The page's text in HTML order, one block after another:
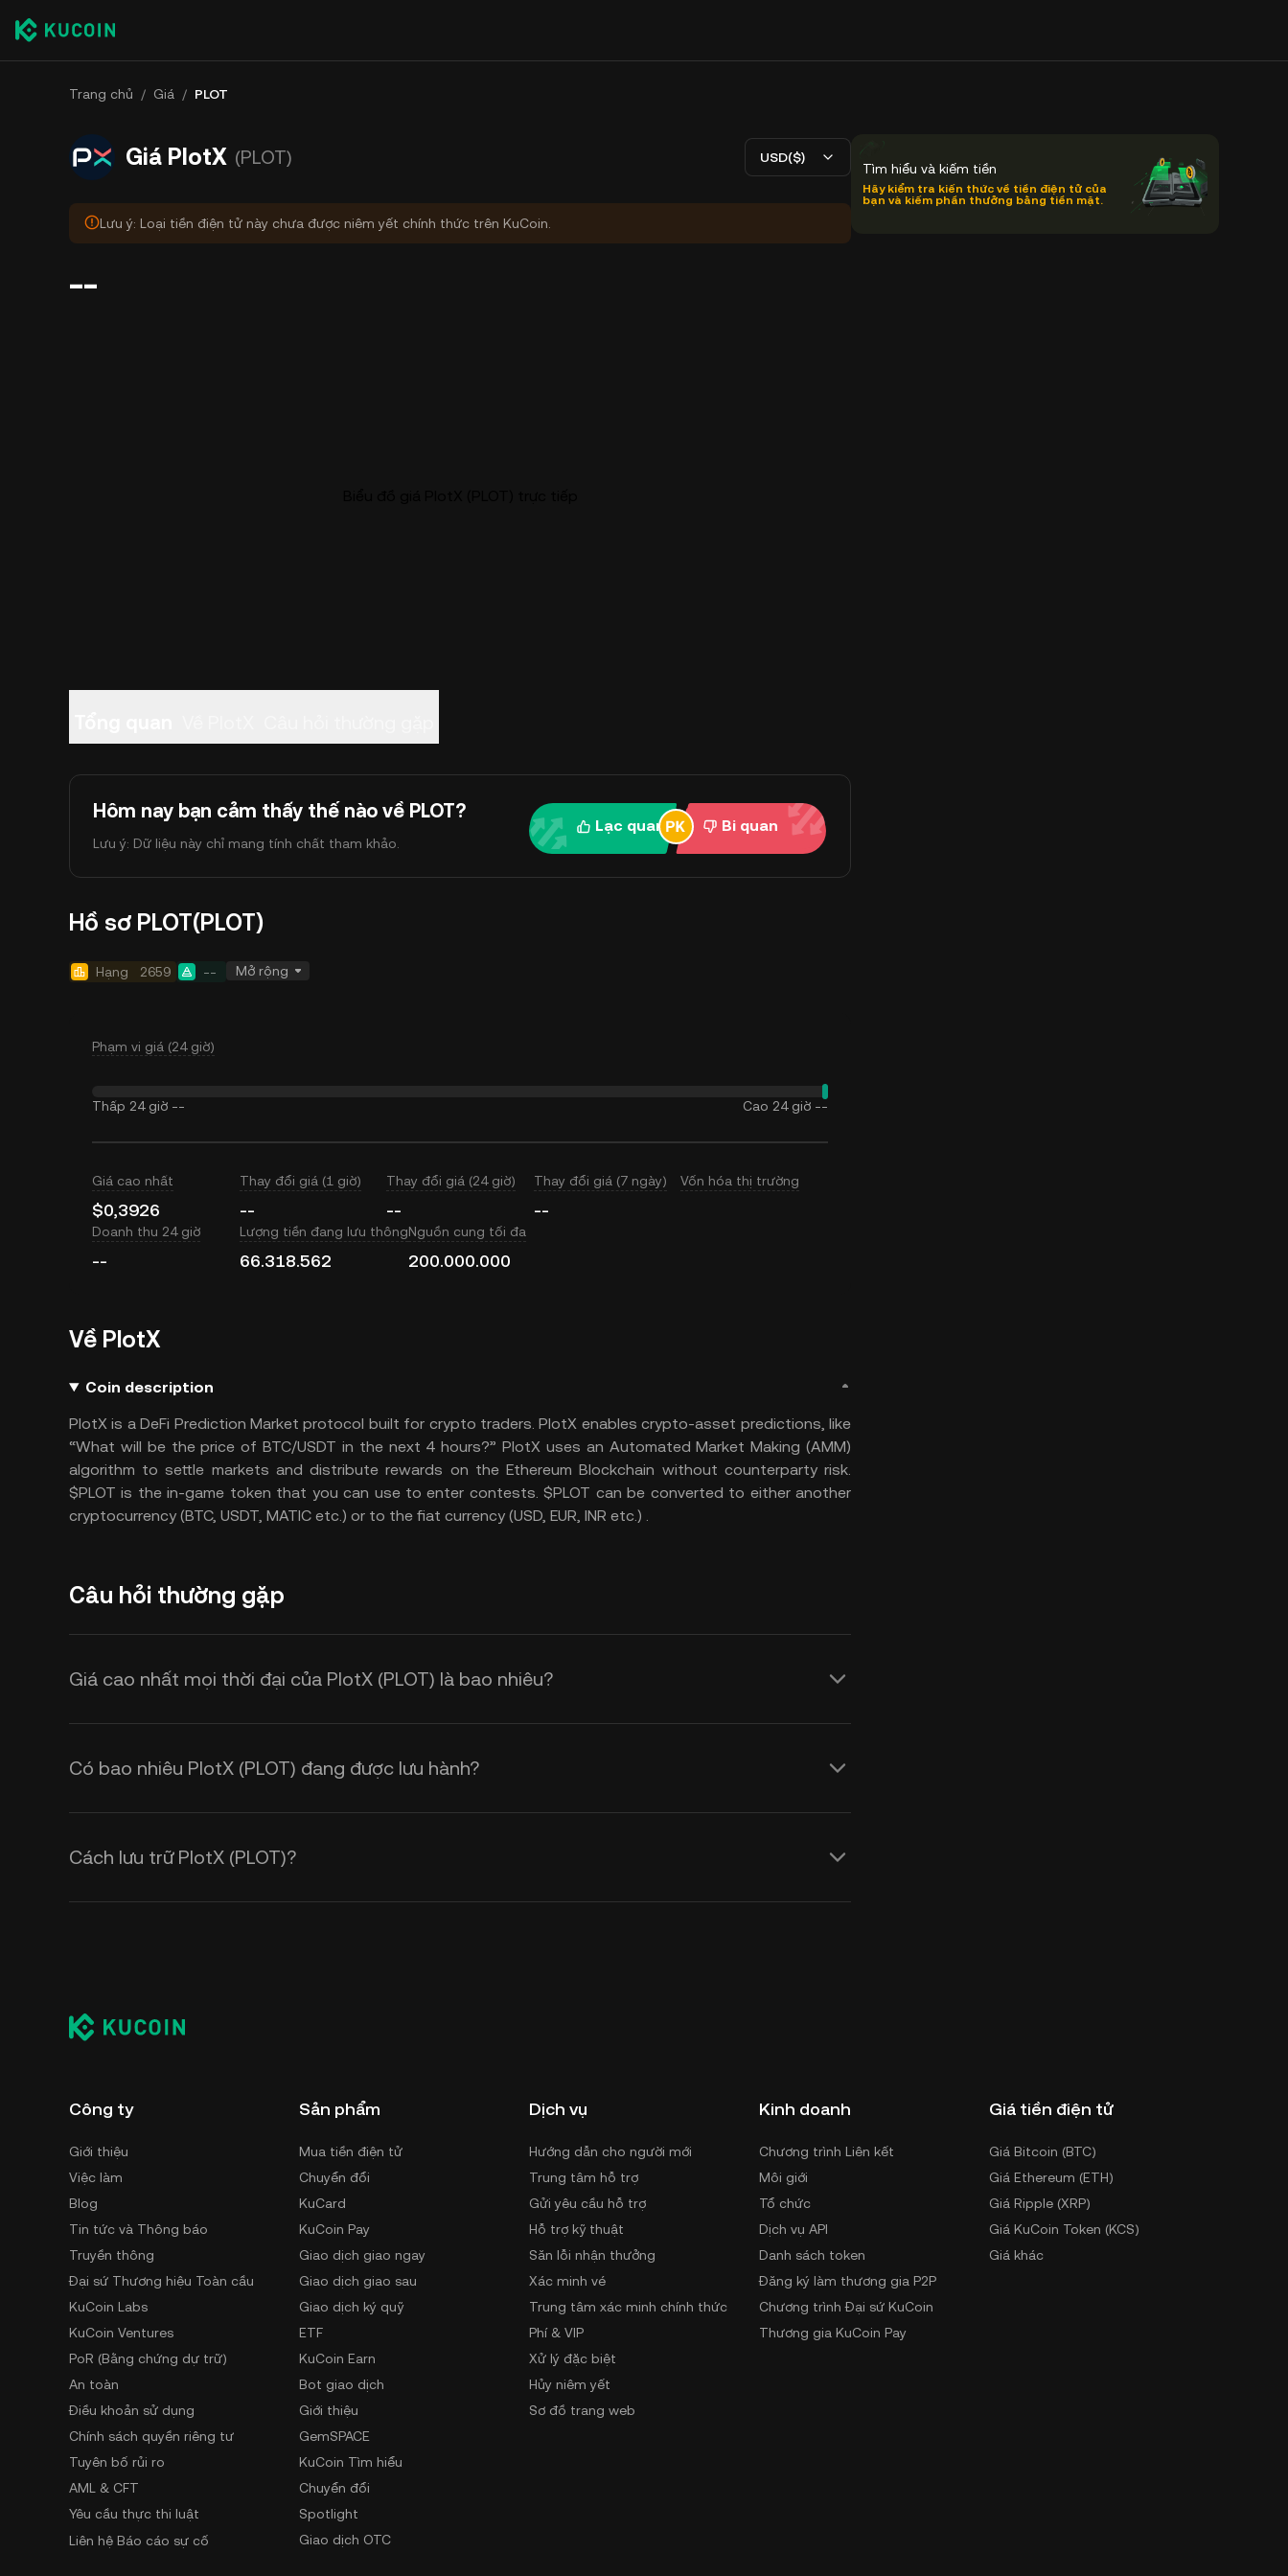
Trang chủ / Giá / PLOT
Giá PlotX (PLOT) USD($)
Lưu ý: Loại tiền điện tử này chưa được niêm yết chính thức trên KuCoin.
--
Hôm nay bạn cảm thấy thế nào về PLOT?
Lưu ý: Dữ liệu này chỉ mang tính chất tham khảo.
Lạc quan Bi quan
Hồ sơ PLOT(PLOT)
Hạng 2659 -- Mở rộng
Phạm vi giá (24 giờ)
Thấp 24 giờ -- Cao 24 giờ --
Giá cao nhất
$0,3926
Thay đổi giá (1 giờ)
--
Thay đổi giá (24 giờ)
--
Thay đổi giá (7 ngày)
--
Vốn hóa thị trường
Doanh thu 24 giờ
--
Lượng tiền đang lưu thông
66.318.562
Nguồn cung tối đa
200.000.000
Về PlotX
Coin description
PlotX is a DeFi Prediction Market protocol built for crypto traders. PlotX enables crypto-asset predictions, like
“What will be the price of BTC/USDT in the next 4 hours?” PlotX uses an Automated Market Making (AMM)
algorithm to settle markets and distribute rewards on the Ethereum Blockchain without counterparty risk.
$PLOT is the in-game token that you can use to enter contests. $PLOT can be converted to either another
cryptocurrency (BTC, USDT, MATIC etc.) or to the fiat currency (USD, EUR, INR etc.) .
Câu hỏi thường gặp
Giá cao nhất mọi thời đại của PlotX (PLOT) là bao nhiêu?
Có bao nhiêu PlotX (PLOT) đang được lưu hành?
Cách lưu trữ PlotX (PLOT)?
Tìm hiểu và kiếm tiền
Hãy kiểm tra kiến thức về tiền điện tử của
bạn và kiếm phần thưởng bằng tiền mặt.
Công ty
Giới thiệu
Việc làm
Blog
Tin tức và Thông báo
Truyền thông
Đại sứ Thương hiệu Toàn cầu
KuCoin Labs
KuCoin Ventures
PoR (Bằng chứng dự trữ)
An toàn
Điều khoản sử dụng
Chính sách quyền riêng tư
Tuyên bố rủi ro
AML & CFT
Yêu cầu thực thi luật
Liên hệ Báo cáo sự cố
Sản phẩm
Mua tiền điện tử
Chuyển đổi
KuCard
KuCoin Pay
Giao dịch giao ngay
Giao dịch giao sau
Giao dịch ký quỹ
ETF
KuCoin Earn
Bot giao dịch
Giới thiệu
GemSPACE
KuCoin Tìm hiểu
Chuyển đổi
Spotlight
Giao dịch OTC
Dịch vụ
Hướng dẫn cho người mới
Trung tâm hỗ trợ
Gửi yêu cầu hỗ trợ
Hỗ trợ kỹ thuật
Săn lỗi nhận thưởng
Xác minh vé
Trung tâm xác minh chính thức
Phí & VIP
Xử lý đặc biệt
Hủy niêm yết
Sơ đồ trang web
Kinh doanh
Chương trình Liên kết
Môi giới
Tổ chức
Dịch vụ API
Danh sách token
Đăng ký làm thương gia P2P
Chương trình Đại sứ KuCoin
Thương gia KuCoin Pay
Giá tiền điện tử
Giá Bitcoin (BTC)
Giá Ethereum (ETH)
Giá Ripple (XRP)
Giá KuCoin Token (KCS)
Giá khác